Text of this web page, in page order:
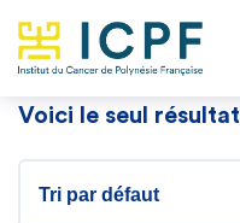
Voici le seul résultat